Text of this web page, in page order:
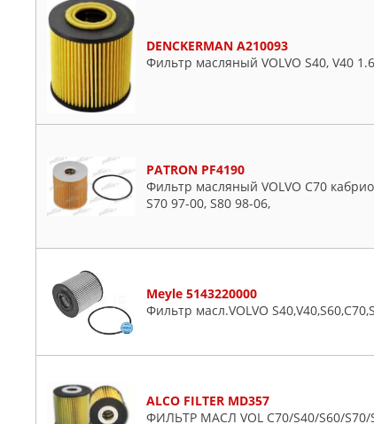
DENCKERMAN A210093
Фильтр масляный VOLVO S40, V40
PATRON PF4190
Фильтр масляный VOLVO C70
S70 97-00, S80 98-06,
Meyle 5143220000
Фильтр масл.VOLVO
ALCO FILTER MD357
ФИЛЬТР МАСЛ VOL C70/S40/S60/S70/